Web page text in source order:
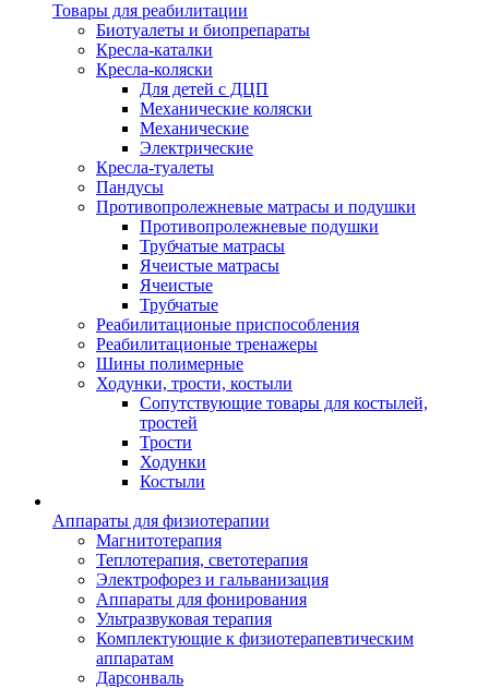
Товары для реабилитации
Биотуалеты и биопрепараты
Кресла-каталки
Кресла-коляски
Для детей с ДЦП
Механические коляски
Механические
Электрические
Кресла-туалеты
Пандусы
Противопролежневые матрасы и подушки
Противопролежневые подушки
Трубчатые матрасы
Ячеистые матрасы
Ячеистые
Трубчатые
Реабилитационые приспособления
Реабилитационые тренажеры
Шины полимерные
Ходунки, трости, костыли
Сопутствующие товары для костылей,
тростей
Трости
Ходунки
Костыли
Аппараты для физиотерапии
Магнитотерапия
Теплотерапия, светотерапия
Электрофорез и гальванизация
Аппараты для фонирования
Ультразвуковая терапия
Комплектующие к физиотерапевтическим
аппаратам
Дарсонваль